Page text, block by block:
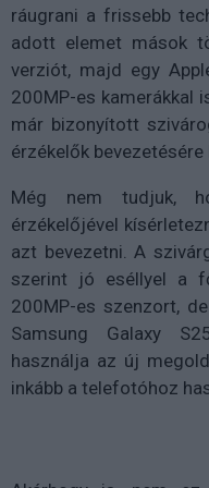
ráugrani a frissebb
adott elemet mások
verziót, majd egy
200MP-es kamerákkal
már bizonyított
érzékelők bevezetésére
Még nem tudjuk,
érzékelőjével
azt bevezetni. A
szerint jó eséllyel a
200MP-es szenzort,
Samsung Galaxy
használja az új
inkább a telefotóhoz